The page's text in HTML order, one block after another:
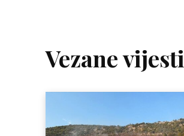
Vezane vijesti